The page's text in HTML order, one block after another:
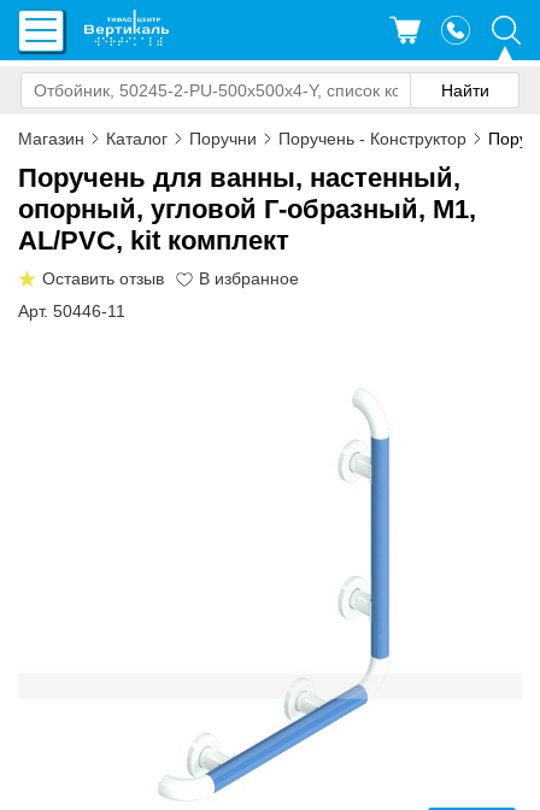
Магазин Каталог Поручни Поручень - Конструктор
Поручень для ванны, настенный,
опорный, угловой Г-образный, М1,
AL/PVC, kit комплект
Оставить отзыв
Арт. 50446-11